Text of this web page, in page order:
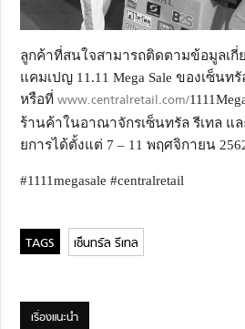
ลูกค้าที่สนใจสามารถติดตามข้อมูลเกี่
แคมเปญ 11.11Mega Sale ของเซ็นทรั
หรือที่www.centralretail.com/1111
ร้านค้าในอาณาจักรเซ็นทรัล รีเทล แ
ยการได้ตั้งแต่ 7 – 11 พฤศจิกายน
#1111megasale #centralretail
เซ็นทรัล รีเทล
เรื่องแนะนำ